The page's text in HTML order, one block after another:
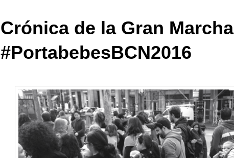
Crónica de la Gran Marcha
#PortabebesBCN2016